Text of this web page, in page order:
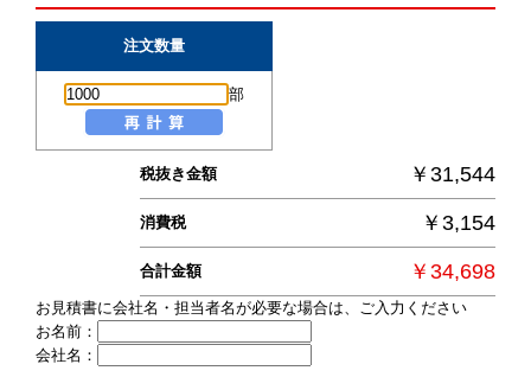
注文数量
部
税抜き金額 ￥31,544
消費税 ￥3,154
合計金額 ￥34,698
お見積書に会社名・担当者名が必要な場合は、ご入力ください
お名前：
会社名：